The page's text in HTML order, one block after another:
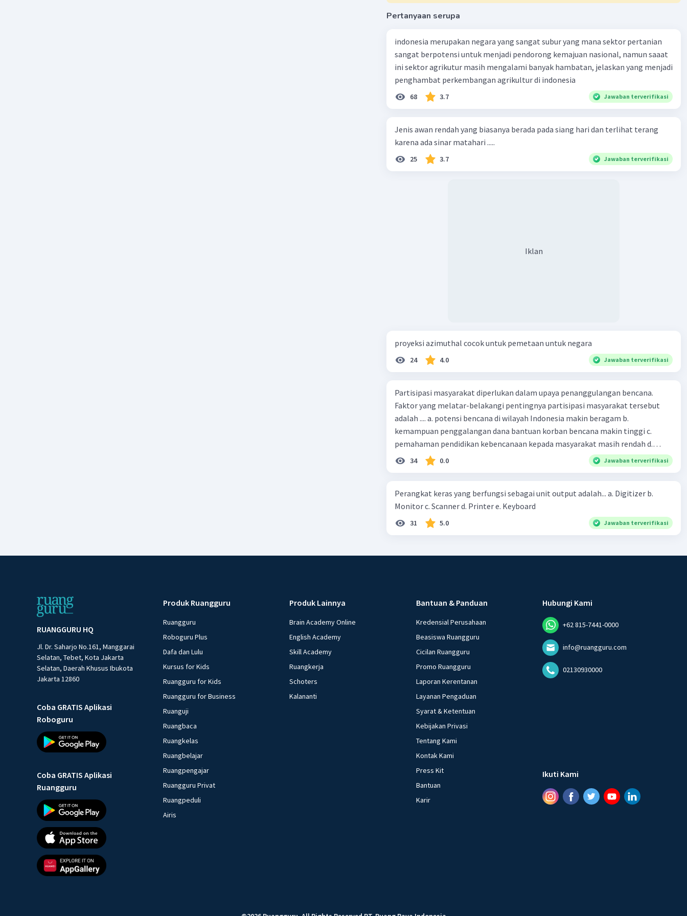
laporan penelitian harus dipertimbangkan secara matang. Istilah-
memiliki padanan dalam bahasa Indonesia atau jika istilah-istilah
tersebut lebih tepat digunakan daripada istilah-istilah bahasa
Indonesia.
Pertanyaan serupa
indonesia merupakan negara yang sangat subur yang mana sektor pertanian
sangat berpotensi untuk menjadi pendorong kemajuan nasional, namun saaat
ini sektor agrikutur masih mengalami banyak hambatan, jelaskan yang menjadi
penghambat perkembangan agrikultur di indonesia
68 3.7 Jawaban terverifikasi
Jenis awan rendah yang biasanya berada pada siang hari dan terlihat terang
karena ada sinar matahari .....
25 3.7 Jawaban terverifikasi
Iklan
proyeksi azimuthal cocok untuk pemetaan untuk negara
24 4.0 Jawaban terverifikasi
Partisipasi masyarakat diperlukan dalam upaya penanggulangan bencana.
Faktor yang melatar-belakangi pentingnya partisipasi masyarakat tersebut
adalah .... a. potensi bencana di wilayah Indonesia makin beragam b.
kemampuan penggalangan dana bantuan korban bencana makin tinggi c.
pemahaman pendidikan kebencanaan kepada masyarakat masih rendah d.
masyarakat merupakan pihak yang langsung berhadapan dengan bencana e.
kepercayaan pemerintah bahwa masyarakat mampu mengatasi bencana
34 0.0 Jawaban terverifikasi
Perangkat keras yang berfungsi sebagai unit output adalah... a. Digitizer b.
Monitor c. Scanner d. Printer e. Keyboard
31 5.0 Jawaban terverifikasi
RUANGGURU HQ
Jl. Dr. Saharjo No.161, Manggarai
Selatan, Tebet, Kota Jakarta
Selatan, Daerah Khusus Ibukota
Jakarta 12860
Coba GRATIS Aplikasi
Roboguru
Coba GRATIS Aplikasi
Ruangguru
Produk Ruangguru
Ruangguru
Roboguru Plus
Dafa dan Lulu
Kursus for Kids
Ruangguru for Kids
Ruangguru for Business
Ruanguji
Ruangbaca
Ruangkelas
Ruangbelajar
Ruangpengajar
Ruangguru Privat
Ruangpeduli
Airis
Produk Lainnya
Brain Academy Online
English Academy
Skill Academy
Ruangkerja
Schoters
Kalananti
Bantuan & Panduan
Kredensial Perusahaan
Beasiswa Ruangguru
Cicilan Ruangguru
Promo Ruangguru
Laporan Kerentanan
Layanan Pengaduan
Syarat & Ketentuan
Kebijakan Privasi
Tentang Kami
Kontak Kami
Press Kit
Bantuan
Karir
Hubungi Kami
+62 815-7441-0000
info@ruangguru.com
02130930000
Ikuti Kami